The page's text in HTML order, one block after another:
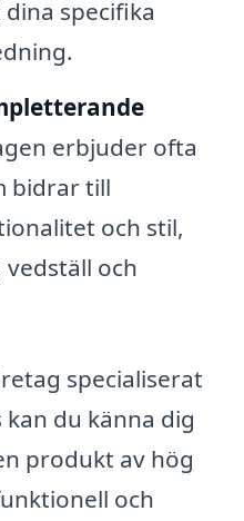
specifika
erbjuder ofta
bidrar till
och stil,
vedställ och
specialiserat
kan du känna dig
produkt av hög
och